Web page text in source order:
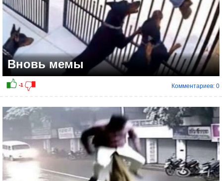
Вновь мемы
Комментариев: 0